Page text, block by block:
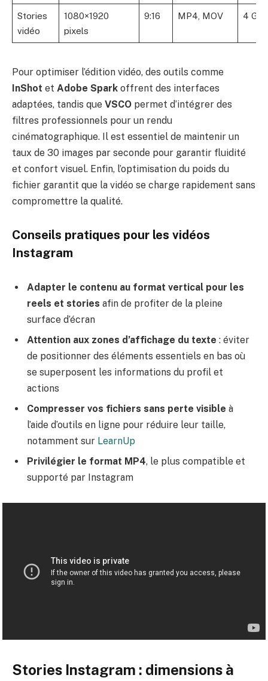
Stories
vidéo
1080×1920
pixels
9:16 MP4, MOV 4 Go
Pour optimiser l’édition vidéo, des outils comme
InShot et Adobe Spark offrent des interfaces
adaptées, tandis que VSCO permet d’intégrer des
filtres professionnels pour un rendu
cinématographique. Il est essentiel de maintenir un
taux de 30 images par seconde pour garantir fluidité
et confort visuel. Enfin, l’optimisation du poids du
fichier garantit que la vidéo se charge rapidement sans
compromettre la qualité.
Conseils pratiques pour les vidéos
Instagram
Adapter le contenu au format vertical pour les
reels et stories afin de profiter de la pleine
surface d’écran
Attention aux zones d’affichage du texte : éviter
de positionner des éléments essentiels en bas où
se superposent les informations du profil et
actions
Compresser vos fichiers sans perte visible à
l’aide d’outils en ligne pour réduire leur taille,
notamment sur LearnUp
Privilégier le format MP4, le plus compatible et
supporté par Instagram
Stories Instagram : dimensions à